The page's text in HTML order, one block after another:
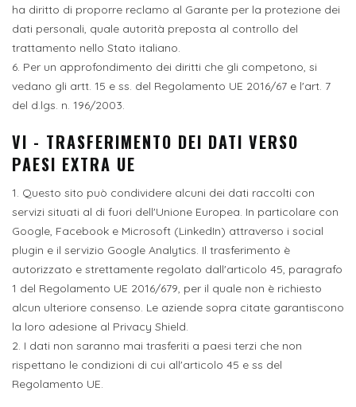
ha diritto di proporre reclamo al Garante per la protezione dei
dati personali, quale autorità preposta al controllo del
trattamento nello Stato italiano.
6. Per un approfondimento dei diritti che gli competono, si
vedano gli artt. 15 e ss. del Regolamento UE 2016/67 e l'art. 7
del d.lgs. n. 196/2003.
VI - TRASFERIMENTO DEI DATI VERSO
PAESI EXTRA UE
1. Questo sito può condividere alcuni dei dati raccolti con
servizi situati al di fuori dell'Unione Europea. In particolare con
Google, Facebook e Microsoft (LinkedIn) attraverso i social
plugin e il servizio Google Analytics. Il trasferimento è
autorizzato e strettamente regolato dall'articolo 45, paragrafo
1 del Regolamento UE 2016/679, per il quale non è richiesto
alcun ulteriore consenso. Le aziende sopra citate garantiscono
la loro adesione al Privacy Shield.
2. I dati non saranno mai trasferiti a paesi terzi che non
rispettano le condizioni di cui all'articolo 45 e ss del
Regolamento UE.